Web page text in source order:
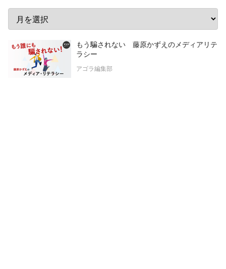
もう騙されない 藤原かずえのメディアリテ
ラシー
アゴラ編集部